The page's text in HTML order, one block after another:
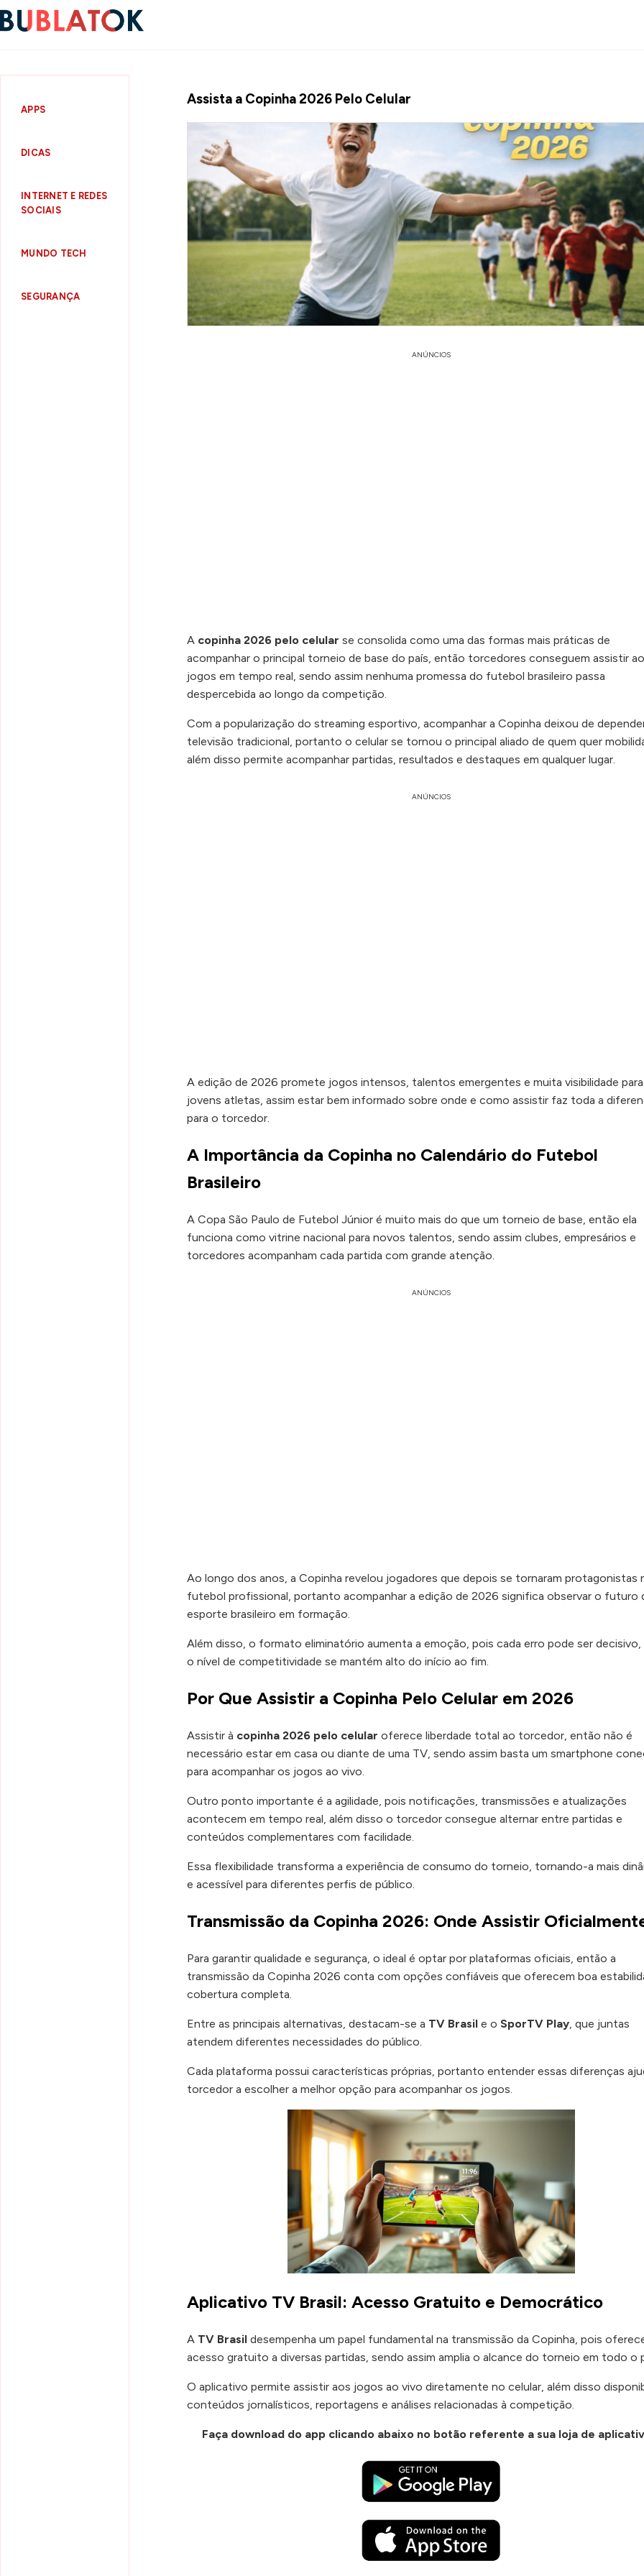
APPS
DICAS
INTERNET E REDES
SOCIAIS
MUNDO TECH
SEGURANÇA
Assista a Copinha 2026 Pelo Celular
ANÚNCIOS
A copinha 2026 pelo celular se consolida como uma das formas mais práticas de
acompanhar o principal torneio de base do país, então torcedores conseguem assistir
jogos em tempo real, sendo assim nenhuma promessa do futebol brasileiro passa
despercebida ao longo da competição.
Com a popularização do streaming esportivo, acompanhar a Copinha deixou de
televisão tradicional, portanto o celular se tornou o principal aliado de quem quer
além disso permite acompanhar partidas, resultados e destaques em qualquer lugar.
ANÚNCIOS
A edição de 2026 promete jogos intensos, talentos emergentes e muita visibilidade para
jovens atletas, assim estar bem informado sobre onde e como assistir faz toda a
para o torcedor.
A Importância da Copinha no Calendário do Futebol
Brasileiro
A Copa São Paulo de Futebol Júnior é muito mais do que um torneio de base, então ela
funciona como vitrine nacional para novos talentos, sendo assim clubes, empresários e
torcedores acompanham cada partida com grande atenção.
ANÚNCIOS
Ao longo dos anos, a Copinha revelou jogadores que depois se tornaram protagonistas
futebol profissional, portanto acompanhar a edição de 2026 significa observar o futuro
esporte brasileiro em formação.
Além disso, o formato eliminatório aumenta a emoção, pois cada erro pode ser decisivo,
o nível de competitividade se mantém alto do início ao fim.
Por Que Assistir a Copinha Pelo Celular em 2026
Assistir à copinha 2026 pelo celular oferece liberdade total ao torcedor, então não é
necessário estar em casa ou diante de uma TV, sendo assim basta um smartphone
para acompanhar os jogos ao vivo.
Outro ponto importante é a agilidade, pois notificações, transmissões e atualizações
acontecem em tempo real, além disso o torcedor consegue alternar entre partidas e
conteúdos complementares com facilidade.
Essa flexibilidade transforma a experiência de consumo do torneio, tornando-a mais
e acessível para diferentes perfis de público.
Transmissão da Copinha 2026: Onde Assistir
Para garantir qualidade e segurança, o ideal é optar por plataformas oficiais, então a
transmissão da Copinha 2026 conta com opções confiáveis que oferecem boa
cobertura completa.
Entre as principais alternativas, destacam-se a TV Brasil e o SporTV Play, que juntas
atendem diferentes necessidades do público.
Cada plataforma possui características próprias, portanto entender essas diferenças
torcedor a escolher a melhor opção para acompanhar os jogos.
Aplicativo TV Brasil: Acesso Gratuito e Democrático
A TV Brasil desempenha um papel fundamental na transmissão da Copinha, pois
acesso gratuito a diversas partidas, sendo assim amplia o alcance do torneio em todo o
O aplicativo permite assistir aos jogos ao vivo diretamente no celular, além disso
conteúdos jornalísticos, reportagens e análises relacionadas à competição.
Faça download do app clicando abaixo no botão referente a sua loja de